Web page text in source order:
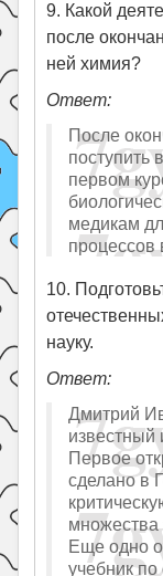
9. Какой
после
ней химия?
Ответ:
После
поступить
первом
медикам
процессов
10.
науку.
Ответ:
Дмитрий
Первое
сделано в
множества
Еще одно
учебник